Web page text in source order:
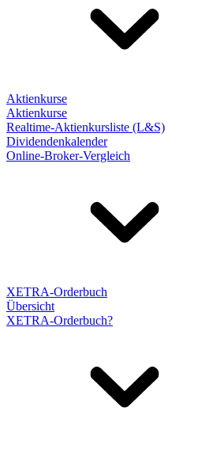
Aktienkurse
Aktienkurse
Realtime-Aktienkursliste (L&S)
Dividendenkalender
Online-Broker-Vergleich
XETRA-Orderbuch
Übersicht
XETRA-Orderbuch?